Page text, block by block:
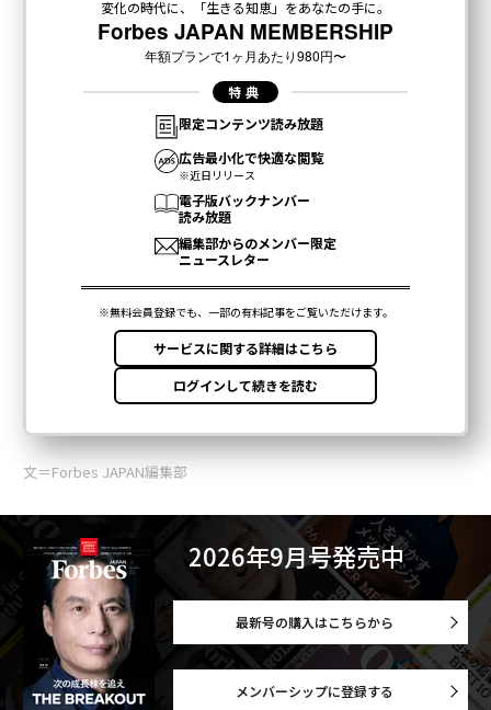
文＝Forbes JAPAN編集部
2026年9月号発売中
最新号の購入はこちらから
メンバーシップに登録する